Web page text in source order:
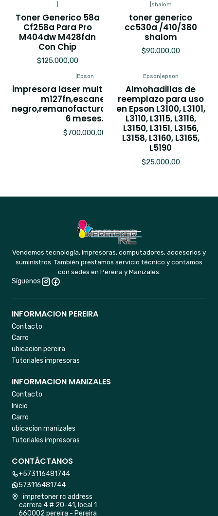
Toner Generico 58a
Cf258a Para Pro
M404dw M428fdn
Con Chip
$125.000,00
shalom
toner generico
cc530a /410/380
shalom
$90.000,00
Epson
impresora laser multifuncional,hp
m127fn,escaner,solo
negro,remanofacturada,garantia
6 meses.
$700.000,00
Epson epson
Almohadillas de
reemplazo para uso
en Epson L3100, L3101,
L3110, L3115, L3116,
L3150, L3151, L3156,
L3158, L3160, L3165,
L5190
$25.000,00
Vendemos tecnología, impresoras, computadores, accesorios y
suministros. También prestamos servicio técnico y contamos
con sedes en Pereira y Manizales.
Síguenos
INFORMACION PEREIRA
Contacto
Carro
ubicacion pereira
Tutoriales impresoras
INFORMACION MANIZALES
Contacto
Inicio
Carro
ubicacion manizales
Tutoriales impresoras
CONTÁCTANOS
+573116481744
573116481744
impretoner rc address
carrera 4 # 20-41, local 1
660002 pereira - Pereira